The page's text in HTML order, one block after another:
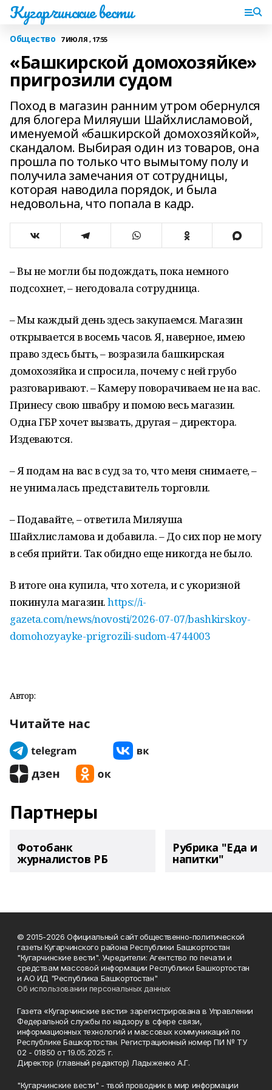
Кугарчинские вести
Общество 7 ИЮЛЯ , 17:55
«Башкирской домохозяйке»
пригрозили судом
Поход в магазин ранним утром обернулся
для блогера Миляуши Шайхлисламовой,
именуемой «башкирской домохозяйкой»,
скандалом. Выбирая один из товаров, она
прошла по только что вымытому полу и
получила замечания от сотрудницы,
которая наводила порядок, и была
недовольна, что попала в кадр.
– Вы не могли бы подождать, пока немного
подсохнет, – негодовала сотрудница.
– Мы каждый день здесь закупаемся. Магазин
открывается в восемь часов. Я, наверное, имею
право здесь быть, – возразила башкирская
домохозяйка и спросила, почему с ней грубо
разговаривают. – Камеру поворачиваем не на вас.
Принесу свою швабру и помою весь магазин.
Одна ГБР хочет вызвать, другая – директора.
Издеваются.
– Я подам на вас в суд за то, что меня снимаете, –
не унималась представитель торговли.
– Подавайте, – ответила Миляуша
Шайхлисламова и добавила. – До сих пор не могу
в себя прийти. Так обидно еще никогда не было.
В итоге она купила, что хотела, и с укоризной
покинула магазин.https://i-
gazeta.com/news/novosti/2026-07-07/bashkirskoy-
domohozyayke-prigrozili-sudom-4744003
Автор:
Читайте нас
Партнеры
Фотобанк
журналистов РБ
Рубрика "Еда и
напитки"
© 2015-2026 Официальный сайт общественно-политической
газеты Кугарчинского района Республики Башкортостан
"Кугарчинские вести". Учредители: Агентство по печати и
средствам массовой информации Республики Башкортостан
и АО ИД "Республика Башкортостан"
Об использовании персональных данных
Газета «Кугарчинские вести» зарегистрирована в Управлении
Федеральной службы по надзору в сфере связи,
информационных технологий и массовых коммуникаций по
Республике Башкортостан. Регистрационный номер ПИ № ТУ
02 - 01850 от 19.05.2025 г.
Директор (главный редактор) Ладыженко А.Г.
"Кугарчинские вести" - твой проводник в мир информации